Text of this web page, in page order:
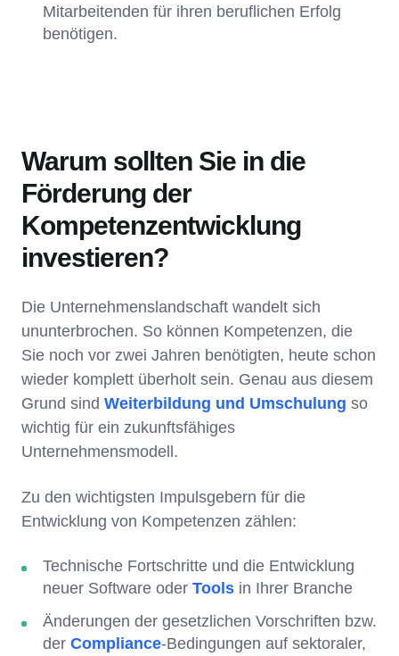
Mitarbeitenden für ihren beruflichen Erfolg
benötigen.
Warum sollten Sie in die
Förderung der
Kompetenzentwicklung
investieren?
Die Unternehmenslandschaft wandelt sich
ununterbrochen. So können Kompetenzen, die
Sie noch vor zwei Jahren benötigten, heute schon
wieder komplett überholt sein. Genau aus diesem
Grund sind Weiterbildung und Umschulung so
wichtig für ein zukunftsfähiges
Unternehmensmodell.
Zu den wichtigsten Impulsgebern für die
Entwicklung von Kompetenzen zählen:
Technische Fortschritte und die Entwicklung
neuer Software oder Tools in Ihrer Branche
Änderungen der gesetzlichen Vorschriften bzw.
der Compliance-Bedingungen auf sektoraler,